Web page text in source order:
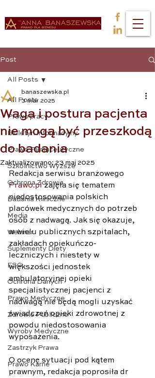
Post
All Posts
Prawo pracy
Biuletyn Informacyjny
Prawo Farmaceutyczne
Szkolnictwo Wyższe
Ochrona Zdrowia
Badania Kliniczne
Media
Webinar
Suplementy Diety
ESG
Ochrona Danych
Prawo Medyczne
Zdrowie Publiczne
Wyroby Medyczne
Zastrzyk Prawa
Prawo Karne
All Posts
Waga i postura pacjenta
nie mogą być przeszkodą
do badania
banaszewska.pl
3 mar 2025
Zaktualizowano:23 maj 2025
Redakcja serwisu branżowego
Prawo.pl zajęła się tematem
niedostosowania polskich
placówek medycznych do potrzeb
osób z nadwagą. Jak się okazuje,
w wielu publicznych szpitalach,
zakładach opiekuńczo-
leczniczych i niestety w
większości jednostek
ambulatoryjnej opieki
specjalistycznej pacjenci z
nadwagą nie będą mogli uzyskać
świadczeń opieki zdrowotnej z
powodu niedostosowania
wyposażenia.
O ocenę sytuacji pod kątem
prawnym, redakcja poprosiła dr